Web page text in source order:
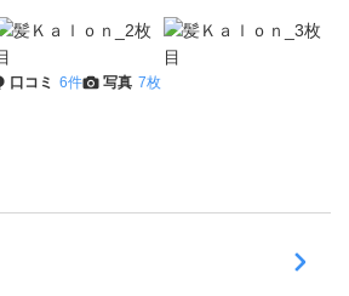
口コミ 6件 写真 7枚